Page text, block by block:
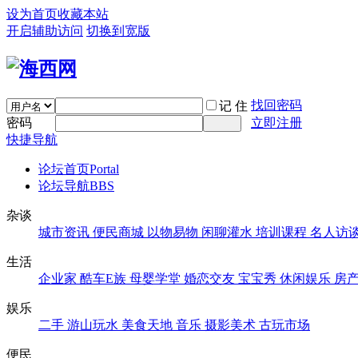
设为首页收藏本站
开启辅助访问 切换到宽版
记 住 找回密码
密码
立即注册
快捷导航
论坛首页Portal
论坛导航BBS
杂谈
城市资讯 便民商城 以物易物 闲聊灌水 培训课程 名人访
生活
企业家 酷车E族 母婴学堂 婚恋交友 宝宝秀 休闲娱乐 房
娱乐
二手 游山玩水 美食天地 音乐 摄影美术 古玩市场
便民